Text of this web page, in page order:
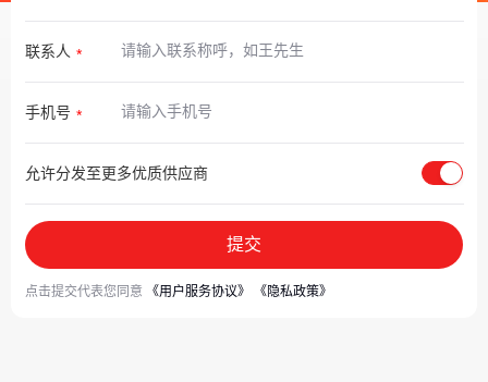
联系人
手机号
允许分发至更多优质供应商
提交
点击提交代表您同意 《用户服务协议》 《隐私政策》